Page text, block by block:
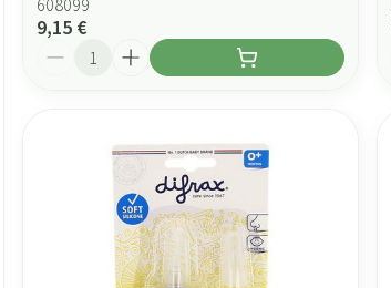
9,15 €
Quantité